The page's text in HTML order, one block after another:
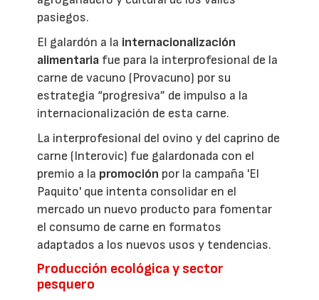
pasiegos.
El galardón a la internacionalización
alimentaria fue para la interprofesional de la
carne de vacuno (Provacuno) por su
estrategia “progresiva” de impulso a la
internacionalización de esta carne.
La interprofesional del ovino y del caprino de
carne (Interovic) fue galardonada con el
premio a la promoción por la campaña 'El
Paquito' que intenta consolidar en el
mercado un nuevo producto para fomentar
el consumo de carne en formatos
adaptados a los nuevos usos y tendencias.
Producción ecológica y sector
pesquero